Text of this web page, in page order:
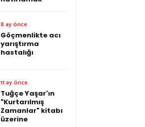
8 ay önce
Göçmenlikte acı
yarıştırma
hastalığı
11 ay önce
Tuğçe Yaşar'ın
"Kurtarılmış
Zamanlar" kitabı
üzerine